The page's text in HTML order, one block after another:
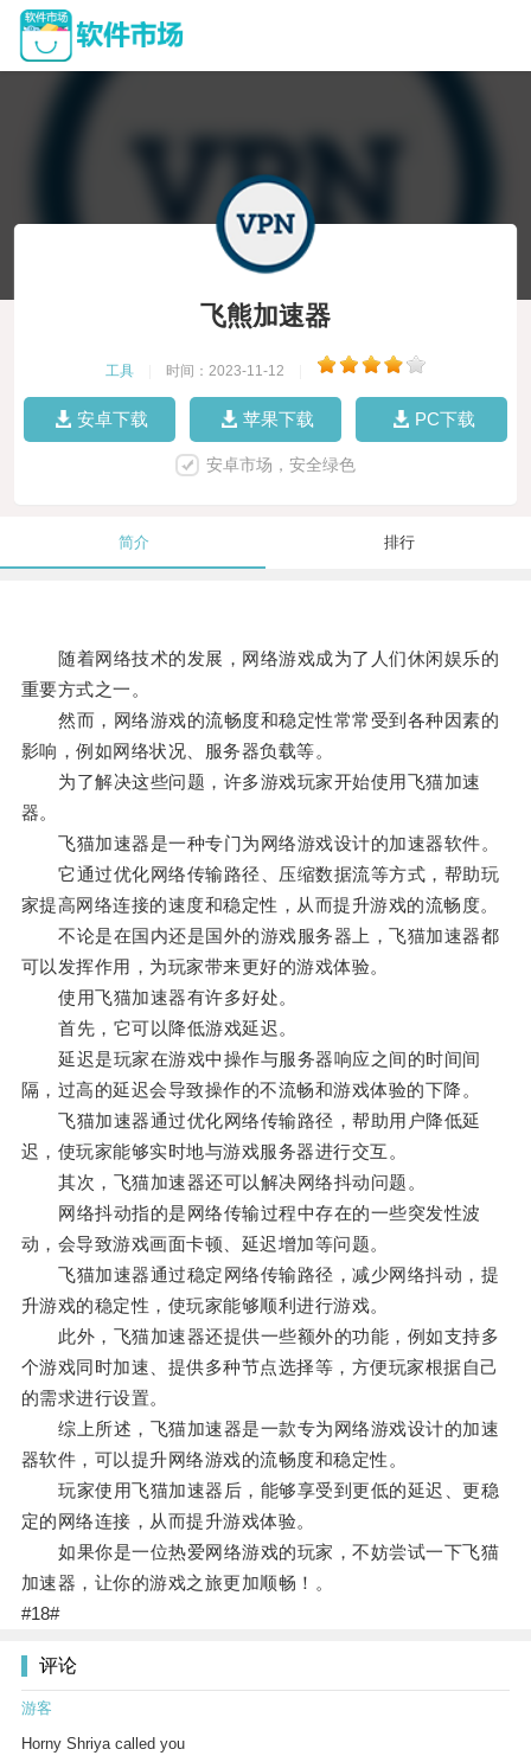
飞熊加速器
工具 时间：2023-11-12
安卓下载 苹果下载 PC下载
安卓市场，安全绿色
简介 排行
随着网络技术的发展，网络游戏成为了人们休闲娱乐的
重要方式之一。
然而，网络游戏的流畅度和稳定性常常受到各种因素的
影响，例如网络状况、服务器负载等。
为了解决这些问题，许多游戏玩家开始使用飞猫加速
器。
飞猫加速器是一种专门为网络游戏设计的加速器软件。
它通过优化网络传输路径、压缩数据流等方式，帮助玩
家提高网络连接的速度和稳定性，从而提升游戏的流畅度。
不论是在国内还是国外的游戏服务器上，飞猫加速器都
可以发挥作用，为玩家带来更好的游戏体验。
使用飞猫加速器有许多好处。
首先，它可以降低游戏延迟。
延迟是玩家在游戏中操作与服务器响应之间的时间间
隔，过高的延迟会导致操作的不流畅和游戏体验的下降。
飞猫加速器通过优化网络传输路径，帮助用户降低延
迟，使玩家能够实时地与游戏服务器进行交互。
其次，飞猫加速器还可以解决网络抖动问题。
网络抖动指的是网络传输过程中存在的一些突发性波
动，会导致游戏画面卡顿、延迟增加等问题。
飞猫加速器通过稳定网络传输路径，减少网络抖动，提
升游戏的稳定性，使玩家能够顺利进行游戏。
此外，飞猫加速器还提供一些额外的功能，例如支持多
个游戏同时加速、提供多种节点选择等，方便玩家根据自己
的需求进行设置。
综上所述，飞猫加速器是一款专为网络游戏设计的加速
器软件，可以提升网络游戏的流畅度和稳定性。
玩家使用飞猫加速器后，能够享受到更低的延迟、更稳
定的网络连接，从而提升游戏体验。
如果你是一位热爱网络游戏的玩家，不妨尝试一下飞猫
加速器，让你的游戏之旅更加顺畅！。
#18#
评论
游客
Horny Shriya called you